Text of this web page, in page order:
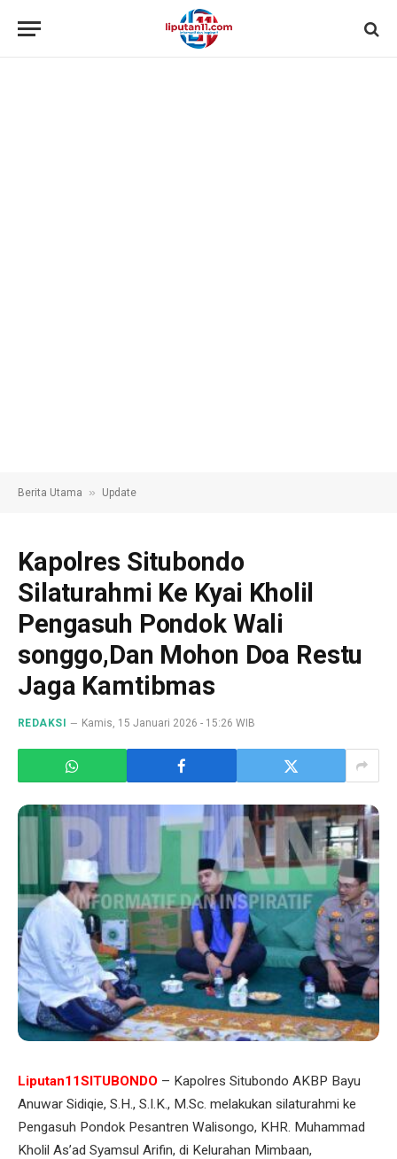
Berita Utama » Update
Kapolres Situbondo
Silaturahmi Ke Kyai Kholil
Pengasuh Pondok Wali
songgo,Dan Mohon Doa Restu
Jaga Kamtibmas
REDAKSI Kamis, 15 Januari 2026 - 15:26 WIB
Liputan11SITUBONDO – Kapolres Situbondo AKBP Bayu
Anuwar Sidiqie, S.H., S.I.K., M.Sc. melakukan silaturahmi ke
Pengasuh Pondok Pesantren Walisongo, KHR. Muhammad
Kholil As’ad Syamsul Arifin, di Kelurahan Mimbaan,